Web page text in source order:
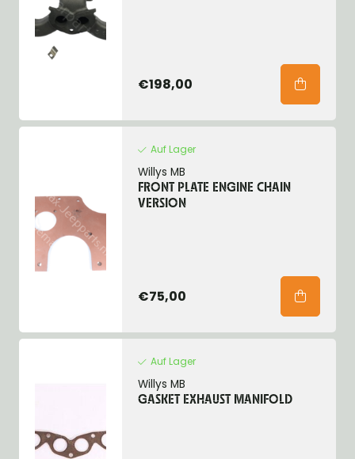
€198,00
Auf Lager
Willys MB
FRONT PLATE ENGINE CHAIN
VERSION
€75,00
Auf Lager
Willys MB
GASKET EXHAUST MANIFOLD